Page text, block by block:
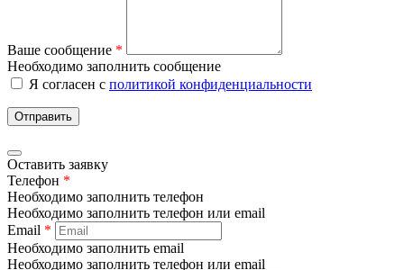
Ваше сообщение *
Необходимо заполнить сообщение
Я согласен с политикой конфиденциальности
Отправить
Оставить заявку
Телефон *
Необходимо заполнить телефон
Необходимо заполнить телефон или email
Email *
Необходимо заполнить email
Необходимо заполнить телефон или email